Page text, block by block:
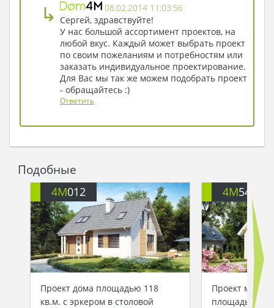
↳
08.02.2014 11:03:56
Сергей, здравствуйте!
У нас большой ассортимент проектов, на
любой вкус. Каждый может выбрать проект
по своим пожеланиям и потребностям или
заказать индивидуальное проектирование.
Для Вас мы так же можем подобрать проект
- обращайтесь :)
Ответить
Подобные
4M012
Проект дома площадью 118
кв.м. с эркером в столовой
4M540
Проект
площадью